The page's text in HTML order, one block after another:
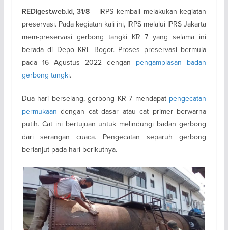
REDigest.web.id, 31/8 – IRPS kembali melakukan kegiatan
preservasi. Pada kegiatan kali ini, IRPS melalui IPRS Jakarta
mem-preservasi gerbong tangki KR 7 yang selama ini
berada di Depo KRL Bogor. Proses preservasi bermula
pada 16 Agustus 2022 dengan pengamplasan badan
gerbong tangki.
Dua hari berselang, gerbong KR 7 mendapat pengecatan
permukaan dengan cat dasar atau cat primer berwarna
putih. Cat ini bertujuan untuk melindungi badan gerbong
dari serangan cuaca. Pengecatan separuh gerbong
berlanjut pada hari berikutnya.